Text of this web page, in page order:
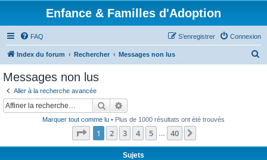
Enfance & Familles d'Adoption
FAQ Connexion
S’enregistrer
Index du forum Rechercher Messages non lus
Messages non lus
Aller à la recherche avancée
Rechercher
Marquer tout comme lu • Plus de 1000 résultats ont été trouvés
Page 1sur40
1 2 3 4 5 40
Sujets